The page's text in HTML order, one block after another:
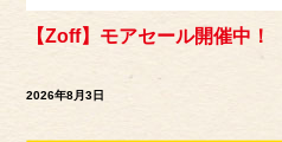
【Zoff】モアセール開催中！
2026年8月3日